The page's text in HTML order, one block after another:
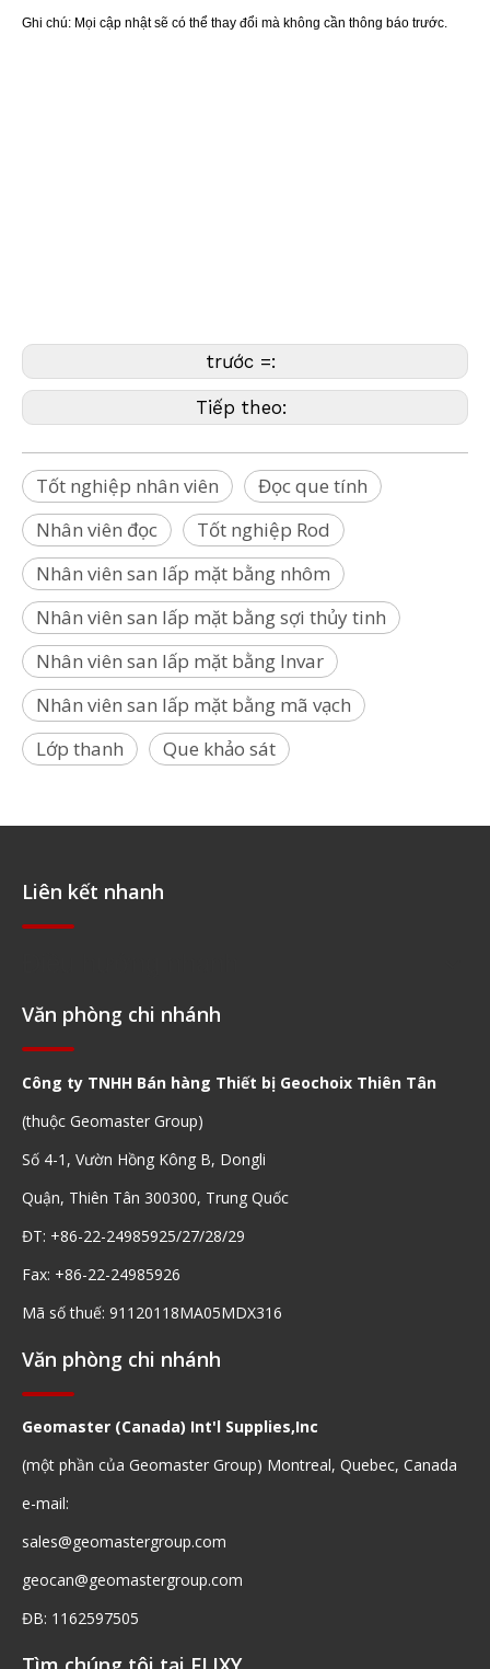
Ghi chú: Mọi cập nhật sẽ có thể thay đổi mà không cần thông báo trước.
trước =:
Tiếp theo:
Tốt nghiệp nhân viên
Đọc que tính
Nhân viên đọc
Tốt nghiệp Rod
Nhân viên san lấp mặt bằng nhôm
Nhân viên san lấp mặt bằng sợi thủy tinh
Nhân viên san lấp mặt bằng Invar
Nhân viên san lấp mặt bằng mã vạch
Lớp thanh
Que khảo sát
Liên kết nhanh
Văn phòng chi nhánh
Công ty TNHH Bán hàng Thiết bị Geochoix Thiên Tân
(thuộc Geomaster Group)
Số 4-1, Vườn Hồng Kông B, Dongli
Quận, Thiên Tân 300300, Trung Quốc
ĐT: +86-22-24985925/27/28/29
Fax: +86-22-24985926
Mã số thuế: 91120118MA05MDX316
Văn phòng chi nhánh
Geomaster (Canada) Int'l Supplies,Inc
(một phần của Geomaster Group) Montreal, Quebec, Canada
e-mail:
sales@geomastergroup.com
geocan@geomastergroup.com
ĐB: 1162597505